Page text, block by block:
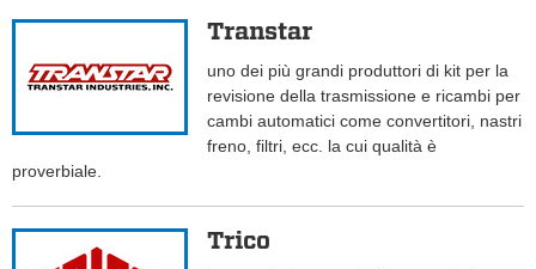
Transtar
uno dei più grandi produttori di kit per la
revisione della trasmissione e ricambi per
cambi automatici come convertitori, nastri
freno, filtri, ecc. la cui qualità è
proverbiale.
Trico